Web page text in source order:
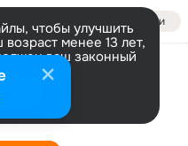
Войти
чтобы улучшить
менее 13 лет,
ваш законный
Unutamadim